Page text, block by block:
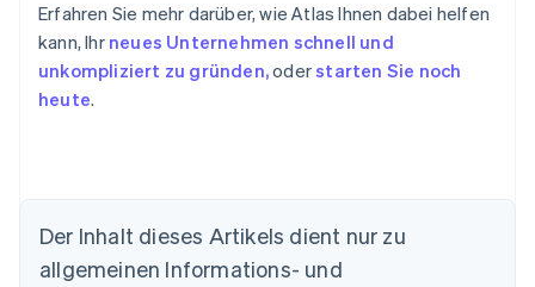
Erfahren Sie mehr darüber, wie Atlas Ihnen dabei helfen
kann, Ihr neues Unternehmen schnell und
unkompliziert zu gründen,oderstarten Sie noch
heute.
Der Inhalt dieses Artikels dient nur zu
allgemeinen Informations- und